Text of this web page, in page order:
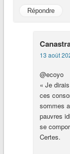
Répondre
13 août
@ecoyo
« Je
ces
sommes
pauvres
se
Certes.